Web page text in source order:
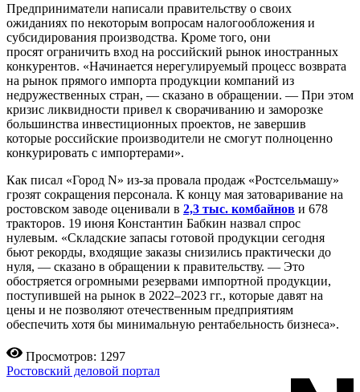
Предприниматели написали правительству о своих
ожиданиях по некоторым вопросам налогообложения и
субсидирования производства. Кроме того, они
просят ограничить вход на российский рынок иностранных
конкурентов. «Начинается нерегулируемый процесс возврата
на рынок прямого импорта продукции компаний из
недружественных стран, — сказано в обращении. — При этом
кризис ликвидности привел к сворачиванию и заморозке
большинства инвестиционных проектов, не завершив
которые российские производители не смогут полноценно
конкурировать с импортерами».
Как писал «Город N» из-за провала продаж «Ростсельмашу»
грозят сокращения персонала. К концу мая затоваривание на
ростовском заводе оценивали в 2,3 тыс. комбайнов и 678
тракторов. 19 июня Константин Бабкин назвал спрос
нулевым. «Складские запасы готовой продукции сегодня
бьют рекорды, входящие заказы снизились практически до
нуля, — сказано в обращении к правительству. — Это
обостряется огромными резервами импортной продукции,
поступившей на рынок в 2022–2023 гг., которые давят на
цены и не позволяют отечественным предприятиям
обеспечить хотя бы минимальную рентабельность бизнеса».
Просмотров: 1297
Ростовский деловой портал